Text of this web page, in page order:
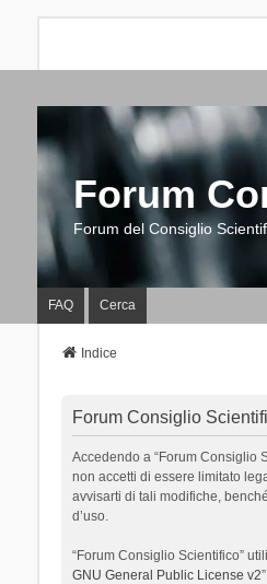
Forum
Forum del Consiglio
FAQ Cerca
Indice
Forum Consiglio
Accedendo a “Forum Consiglio
non accetti di essere limitato
avvisarti di tali modifiche,
d’uso.
“Forum Consiglio Scientifico”
GNU General Public License v2